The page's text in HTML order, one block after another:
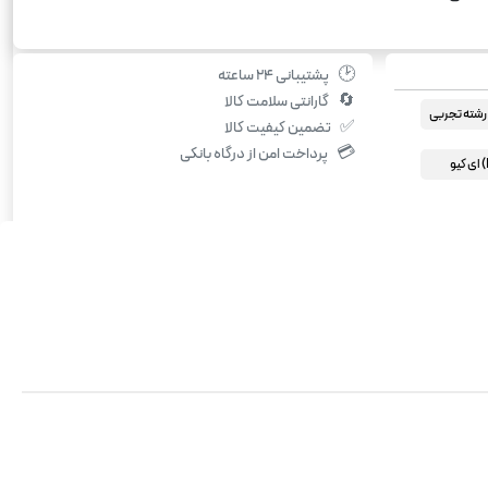
تجربی
🕑 پشتیبانی ۲۴ ساعته
🔄 گارانتی سلامت کالا
✅ تضمین کیفیت کالا
💳 پرداخت امن از درگاه بانکی